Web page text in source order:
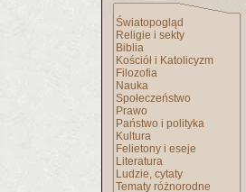
Światopogląd
Religie i sekty
Biblia
Kościół i Katolicyzm
Filozofia
Nauka
Społeczeństwo
Prawo
Państwo i polityka
Kultura
Felietony i eseje
Literatura
Ludzie, cytaty
Tematy różnorodne